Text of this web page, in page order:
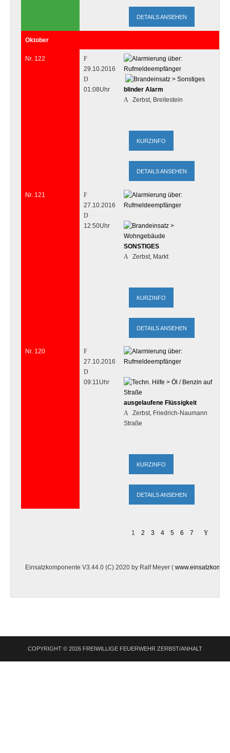
DETAILS ANSEHEN
Oktober
Nr. 122
29.10.2016
01:08Uhr
blinder Alarm
Zerbst, Breitestein
DETAILS ANSEHEN
Nr. 121
27.10.2016
12:50Uhr
SONSTIGES
Zerbst, Markt
DETAILS ANSEHEN
Nr. 120
27.10.2016
09:11Uhr
ausgelaufene Flüssigkeit
Zerbst, Friedrich-Naumann
Straße
DETAILS ANSEHEN
1 2 3 4 5 6 7
Einsatzkomponente V3.44.0 (C) 2020 by Ralf Meyer (
COPYRIGHT © 2026 FREIWILLIGE FEUERWEHR ZERBST/ANHALT